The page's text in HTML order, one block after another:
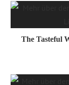
The Tasteful